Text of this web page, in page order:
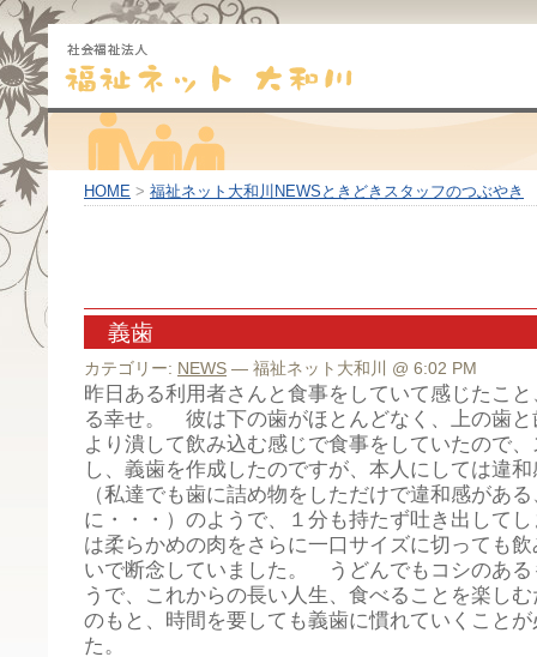
HOME > 福祉ネット大和川NEWSときどきスタッフのつぶやき
義歯
カテゴリー: NEWS — 福祉ネット大和川 @ 6:02 PM
昨日ある利用者さんと食事をしていて感じたこ
る幸せ。 彼は下の歯がほとんどなく、上の歯と
より潰して飲み込む感じで食事をしていたので
し、義歯を作成したのですが、本人にしては違
（私達でも歯に詰め物をしただけで違和感があ
に・・・）のようで、１分も持たず吐き出して
は柔らかめの肉をさらに一口サイズに切っても
いで断念していました。 うどんでもコシのある
うで、これからの長い人生、食べることを楽し
のもと、時間を要しても義歯に慣れていくこと
た。